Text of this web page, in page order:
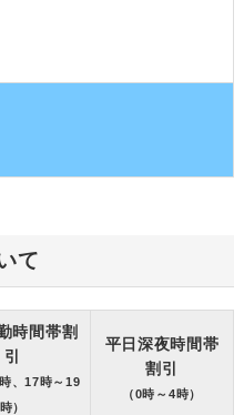
て
時間帯割
引
、17時～19
時）
平日深夜時間帯
割引
（0時～4時）